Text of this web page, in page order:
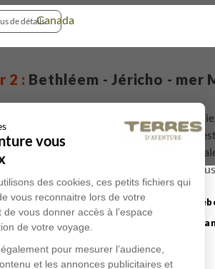
vous
des cookies, ces petits fichiers qui
vous reconnaitre lors de votre
vous donner accès à l’espace
de votre voyage.
pour mesurer l’audience,
et les annonces publicitaires et
Voyage
Canada
Voyage
Sri Lanka
de détails
Bethléem - Jéricho - mer
de la ville de Bethléem à pied. Cette
de la Nativité où Jésus serait né, mais
offre de multiples richesses
anciens, à la découverte des
Visite de la plus vieille église au
de la Nativité, la plus longue de la ville,
la plus basse du monde (240m sous le
habitée par l’homme (plus de 8000
pour la mer Morte. Située à 400
entre 3h30 et 4h30